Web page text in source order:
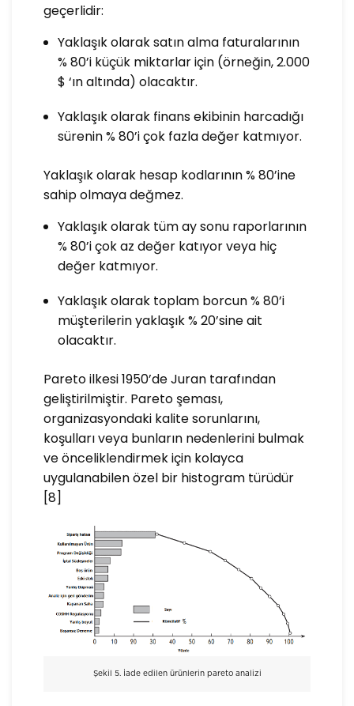
geçerlidir:
Yaklaşık olarak satın alma faturalarının
% 80’i küçük miktarlar için (örneğin, 2.000
$ ‘ın altında) olacaktır.
Yaklaşık olarak finans ekibinin harcadığı
sürenin % 80’i çok fazla değer katmıyor.
Yaklaşık olarak hesap kodlarının % 80’ine
sahip olmaya değmez.
Yaklaşık olarak tüm ay sonu raporlarının
% 80’i çok az değer katıyor veya hiç
değer katmıyor.
Yaklaşık olarak toplam borcun % 80’i
müşterilerin yaklaşık % 20’sine ait
olacaktır.
Pareto ilkesi 1950’de Juran tarafından
geliştirilmiştir. Pareto şeması,
organizasyondaki kalite sorunlarını,
koşulları veya bunların nedenlerini bulmak
ve önceliklendirmek için kolayca
uygulanabilen özel bir histogram türüdür
[8]
Şekil 5. İade edilen ürünlerin pareto analizi